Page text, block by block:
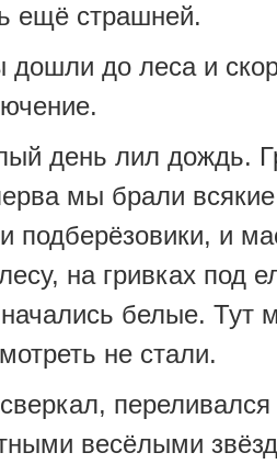
ещё страшней.
дошли до леса и
день лил дождь.
мы брали
подберёзовики, и
на гривках под
белые. Тут
не стали.
переливался
весёлыми